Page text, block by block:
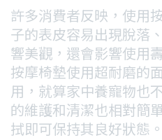
許多消費者反映，使用
子的表皮容易出現脫落
響美觀，還會影響使用
按摩椅墊使用超耐磨的
用，就算家中養寵物也
的維護和清潔也相對簡
拭即可保持其良好狀態。